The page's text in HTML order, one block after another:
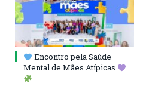
Encontro pela Saúde
Mental de Mães Atípicas